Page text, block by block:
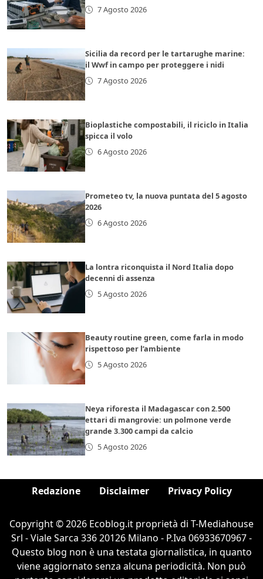
7 Agosto 2026
Sicilia da record per le tartarughe marine:
il Wwf in campo per proteggere i nidi
7 Agosto 2026
Bioplastiche compostabili, il riciclo in Italia
spicca il volo
6 Agosto 2026
Prometeo tv, la nuova puntata del 5 agosto
2026
6 Agosto 2026
La lontra riconquista il Nord Italia dopo
decenni di assenza
5 Agosto 2026
Beauty routine green, come farla in modo
rispettoso per l’ambiente
5 Agosto 2026
Neya riforesta il Madagascar con 2.500
ettari di mangrovie: un polmone verde
grande 3.300 campi da calcio
5 Agosto 2026
Redazione Disclaimer Privacy Policy
Copyright © 2026 Ecoblog.it proprietà di T-Mediahouse
Srl - Viale Sarca 336 20126 Milano - P.Iva 06933670967 -
Questo blog non è una testata giornalistica, in quanto
viene aggiornato senza alcuna periodicità. Non può